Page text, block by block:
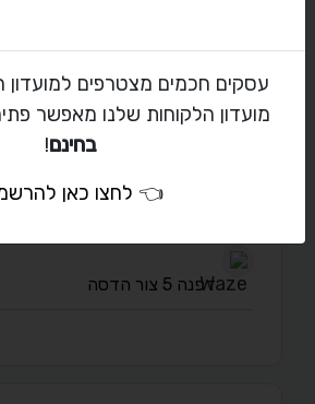
יצירת קשר עם יותם
דפנה 5 צור הדסה
עסקים חכמים מצטרפים למועדון
מועדון הלקוחות שלנו מאפשר
בחינם!
👈 לחצו כאן